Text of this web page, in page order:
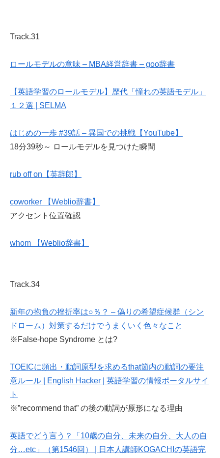
Track.31
ロールモデルの意味 – MBA経営辞書 – goo辞書
【英語学習のロールモデル】歴代「憧れの英語モデル」
１２選 | SELMA
はじめの一歩 #39話 – 異国での挑戦【YouTube】
18分39秒～ ロールモデルを見つけた瞬間
rub off on【英辞郎】
coworker 【Weblio辞書】
アクセント位置確認
whom 【Weblio辞書】
Track.34
新年の抱負の挫折率は○％？ – 偽りの希望症候群（シン
ドローム）対策するだけでうまくいく色々なこと
※False-hope Syndrome とは?
TOEICに頻出・動詞原型を求めるthat節内の動詞の要注
意ルール | English Hacker | 英語学習の情報ポータルサイ
ト
※”recommend that” の後の動詞が原形になる理由
英語でどう言う？「10歳の自分、未来の自分、大人の自
分…etc」（第1546回） | 日本人講師KOGACHIの英語完